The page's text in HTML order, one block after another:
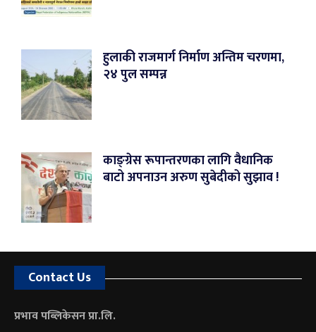
हुलाकी राजमार्ग निर्माण अन्तिम चरणमा,
२४ पुल सम्पन्न
काङ्ग्रेस रूपान्तरणका लागि वैधानिक
बाटो अपनाउन अरुण सुबेदीको सुझाव !
Contact Us
प्रभाव पब्लिकेसन प्रा.लि.